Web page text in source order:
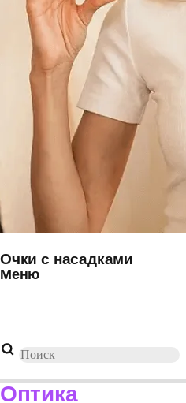
Очки с насадками
Меню
Поиск
товаров
Оптика